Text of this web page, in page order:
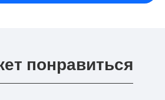
понравиться